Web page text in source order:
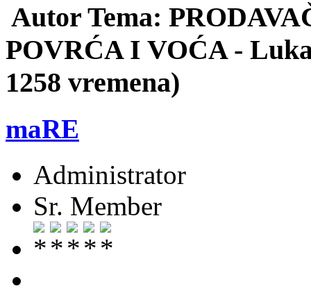
Autor Tema:
POVRĆA I VOĆA -
1258 vremena)
maRE
Administrator
Sr. Member